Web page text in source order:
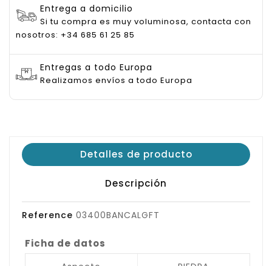
Entrega a domicilio
Si tu compra es muy voluminosa, contacta con
nosotros: +34 685 61 25 85
Entregas a todo Europa
Realizamos envíos a todo Europa
Detalles de producto
Descripción
Reference 03400BANCALGFT
Ficha de datos